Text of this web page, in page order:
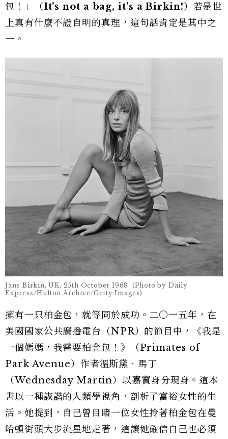
包！」（It’s not a bag, it’s a Birkin!）若是世
上真有什麼不證自明的真理，這句話肯定是其中之
一。
Jane Birkin, UK, 25th October 1968. (Photo by Daily
Express/Hulton Archive/Getty Images)
擁有一只柏金包，就等同於成功。二○一五年，在
美國國家公共廣播電台（NPR）的節目中，《我是
一個媽媽，我需要柏金包！》（Primates of
Park Avenue）作者溫斯黛．馬丁
（Wednesday Martin）以嘉賓身分現身。這本
書以一種詼諧的人類學視角，剖析了富裕女性的生
活。她提到，自己曾目睹一位女性拎著柏金包在曼
哈頓街頭大步流星地走著，這讓她確信自己也必須